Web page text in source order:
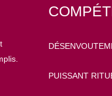
PUISSANT